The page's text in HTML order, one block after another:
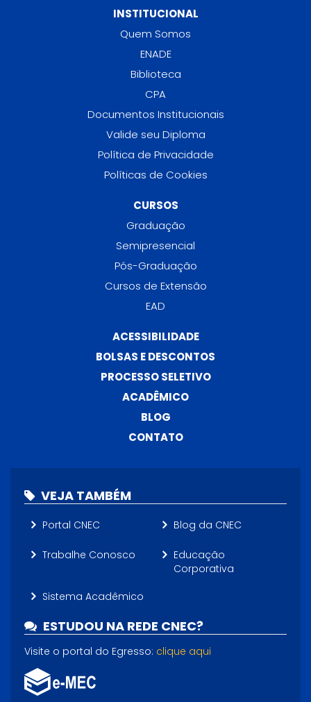
INSTITUCIONAL
Quem Somos
ENADE
Biblioteca
CPA
Documentos Institucionais
Valide seu Diploma
Política de Privacidade
Políticas de Cookies
CURSOS
Graduação
Semipresencial
Pós-Graduação
Cursos de Extensão
EAD
ACESSIBILIDADE
BOLSAS E DESCONTOS
PROCESSO SELETIVO
ACADÊMICO
BLOG
CONTATO
VEJA TAMBÉM
Portal CNEC Blog da CNEC
Trabalhe Conosco
Educação
Corporativa
Sistema Acadêmico
ESTUDOU NA REDE CNEC?
Visite o portal do Egresso: clique aqui